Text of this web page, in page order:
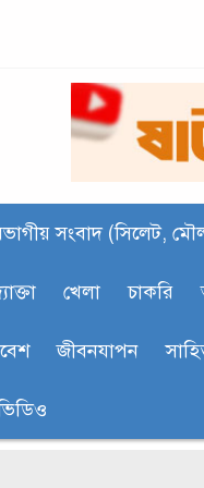
সংবাদ (সিলেট,
খেলা চাকরি
জীবনযাপন